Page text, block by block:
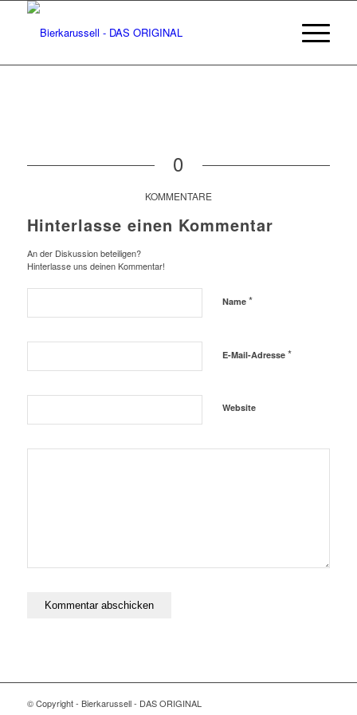
0
KOMMENTARE
Hinterlasse einen Kommentar
An der Diskussion beteiligen?
Hinterlasse uns deinen Kommentar!
Name *
E-Mail-Adresse *
Website
© Copyright - Bierkarussell - DAS ORIGINAL